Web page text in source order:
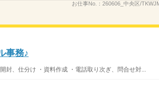
お仕事No.： 260606_中央区/
事務♪
封、仕分け ・資料作成 ・電話取り次ぎ、問合せ対...